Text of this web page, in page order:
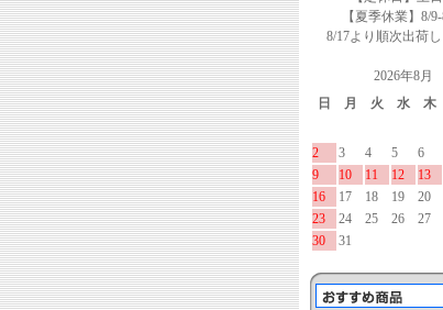
【夏季休業】8/
8/17より順次出荷し
2026年8月
日
月 火 水 木
2
3 4 5 6
9
10 11 12 13
16
17 18 19 20
23
24 25 26 27
30
31